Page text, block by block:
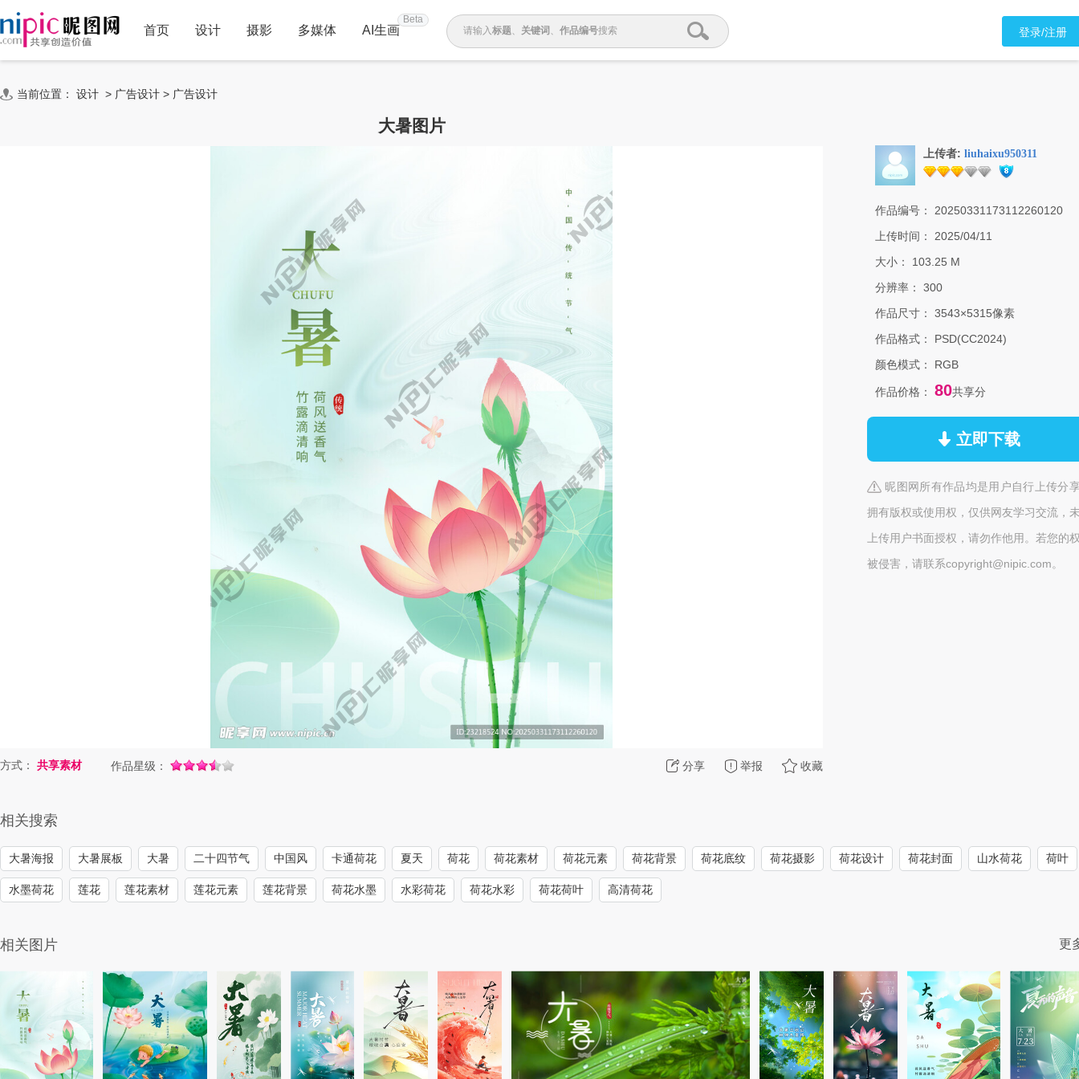
首页 设计 摄影 多媒体 AI生画
Beta
请输入标题、 关键词 、 作品编号搜索 登录/注册
当前位置： 设计 > 广告设计 > 广告设计
大暑图片
分享 举报 收藏
方式： 共享素材 作品星级：
上传者: liuhaixu950311
作品编号：
20250331173112260120
上传时间：
2025/04/11
大小：
103.25 M
分辨率：
300
作品尺寸：
3543×5315像素
作品格式：
PSD(CC2024)
颜色模式：
RGB
作品价格： 80共享分
立即下载
昵图网所有作品均是用户自行上传分
拥有版权或使用权，仅供网友学习交流，
上传用户书面授权，请勿作他用。若您的
被侵害，请联系copyright@nipic.com。
相关搜索
大暑海报 大暑展板 大暑 二十四节气 中国风 卡通荷花 夏天 荷花 荷花素材 荷花元素 荷花背景 荷花底纹 荷花摄影 荷花设计 荷花封面 山水荷花 荷叶
水墨荷花 莲花 莲花素材 莲花元素 莲花背景 荷花水墨 水彩荷花 荷花水彩 荷花荷叶 高清荷花
相关图片 更